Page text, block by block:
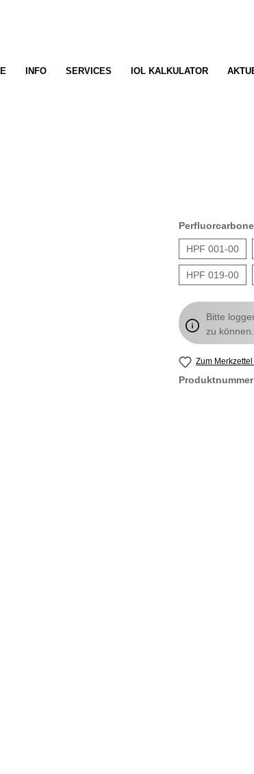
INFO SERVICES IOL KALKULATOR
HPF 001-00
HPF 019-00
Bitte
zu können.
Zum